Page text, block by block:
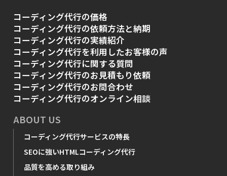
コーディング代行の価格
コーディング代行の依頼方法と納期
コーディング代行の実績紹介
コーディング代行を利用したお客様の声
コーディング代行に関する質問
コーディング代行のお見積もり依頼
コーディング代行のお問合わせ
コーディング代行のオンライン相談
ABOUT US
コーディング代行サービスの特長
SEOに強いHTMLコーディング代行
品質を高める取り組み